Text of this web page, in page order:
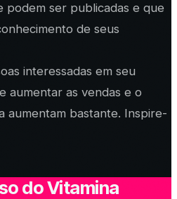
podem ser publicadas e que
de seus
interessadas em seu
aumentar as vendas e o
aumentam bastante. Inspire-
do Vitamina